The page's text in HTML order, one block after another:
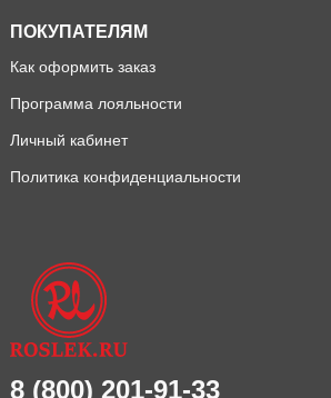
ПОКУПАТЕЛЯМ
Как оформить заказ
Программа лояльности
Личный кабинет
Политика конфиденциальности
8 (800) 201-91-33